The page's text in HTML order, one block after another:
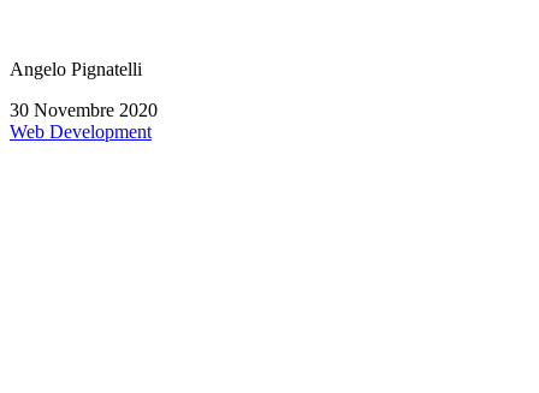
Angelo Pignatelli
30 Novembre 2020
Web Development